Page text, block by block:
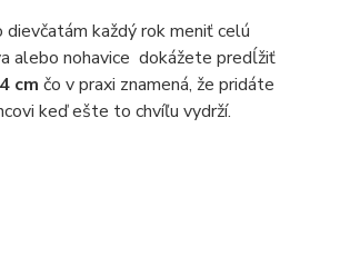
každý rok meniť celú
alebo nohavice dokážete predĺžiť
cm čo v praxi znamená, že pridáte
keď ešte to chvíľu vydrží.